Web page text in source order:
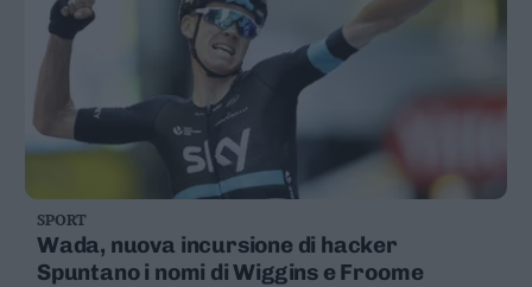
SPORT
Wada, nuova incursione di hacker
Spuntano i nomi di Wiggins e Froome